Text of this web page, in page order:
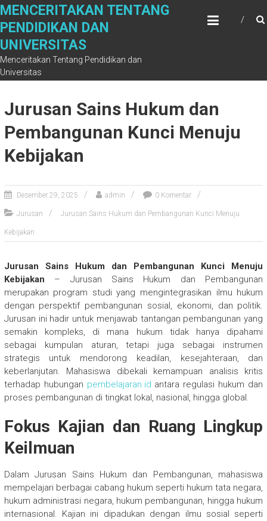
Skip
content
MENCERITAKAN TENTANG
PENDIDIKAN DAN
UNIVERSITAS
Menceritakan Tentang Pendidikan dan
Universitas
Jurusan Sains Hukum dan
Pembangunan Kunci Menuju
Kebijakan
Desember 29, 2025 admin 0 Komentar
Jurusan Jurusan Sains Hukum dan Pembangunan Kunci Menuju
Kebijakan
Jurusan Sains Hukum dan Pembangunan Kunci Menuju
Kebijakan – Jurusan Sains Hukum dan Pembangunan
merupakan program studi yang mengintegrasikan ilmu hukum
dengan perspektif pembangunan sosial, ekonomi, dan politik.
Jurusan ini hadir untuk menjawab tantangan pembangunan yang
semakin kompleks, di mana hukum tidak hanya dipahami
sebagai kumpulan aturan, tetapi juga sebagai instrumen
strategis untuk mendorong keadilan, kesejahteraan, dan
keberlanjutan. Mahasiswa dibekali kemampuan analisis kritis
terhadap hubungan pembelajaran.id antara regulasi hukum dan
proses pembangunan di tingkat lokal, nasional, hingga global.
Fokus Kajian dan Ruang Lingkup
Keilmuan
Dalam Jurusan Sains Hukum dan Pembangunan, mahasiswa
mempelajari berbagai cabang hukum seperti hukum tata negara,
hukum administrasi negara, hukum pembangunan, hingga hukum
internasional. Kajian ini dipadukan dengan ilmu sosial seperti